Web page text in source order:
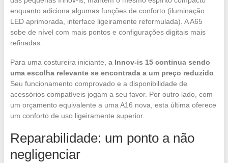
enquanto adiciona algumas funções de conforto (iluminação
LED aprimorada, interface ligeiramente reformulada). A A65
sobe de nível com mais pontos e configurações digitais mais
refinadas.
Para uma costureira iniciante, a Innov-is 15 continua sendo
uma escolha relevante se encontrada a um preço reduzido.
Seu funcionamento comprovado e a disponibilidade de
acessórios compatíveis jogam a seu favor. Por outro lado, com
um orçamento equivalente a uma A16 nova, esta última oferece
um conforto de uso ligeiramente superior.
Reparabilidade: um ponto a não
negligenciar